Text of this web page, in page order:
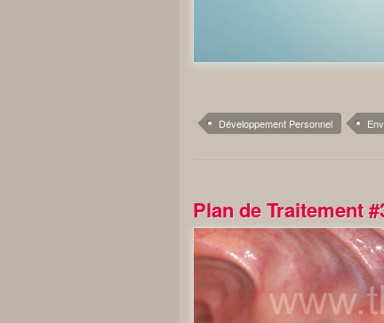
Développement Personnel
Plan de Traitement